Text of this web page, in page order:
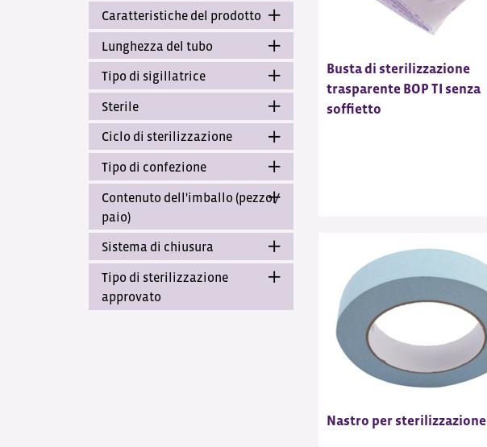
Caratteristiche del prodotto
Lunghezza del tubo
Tipo di sigillatrice
Sterile
Ciclo di sterilizzazione
Tipo di confezione
Contenuto dell'imballo (pezzo /
paio)
Sistema di chiusura
Tipo di sterilizzazione
approvato
Busta di sterilizzazione
trasparente BOP TI senza
soffietto
Nastro per sterilizzazione